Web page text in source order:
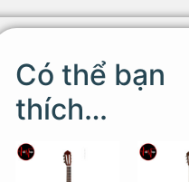
Có thể bạn
thích…